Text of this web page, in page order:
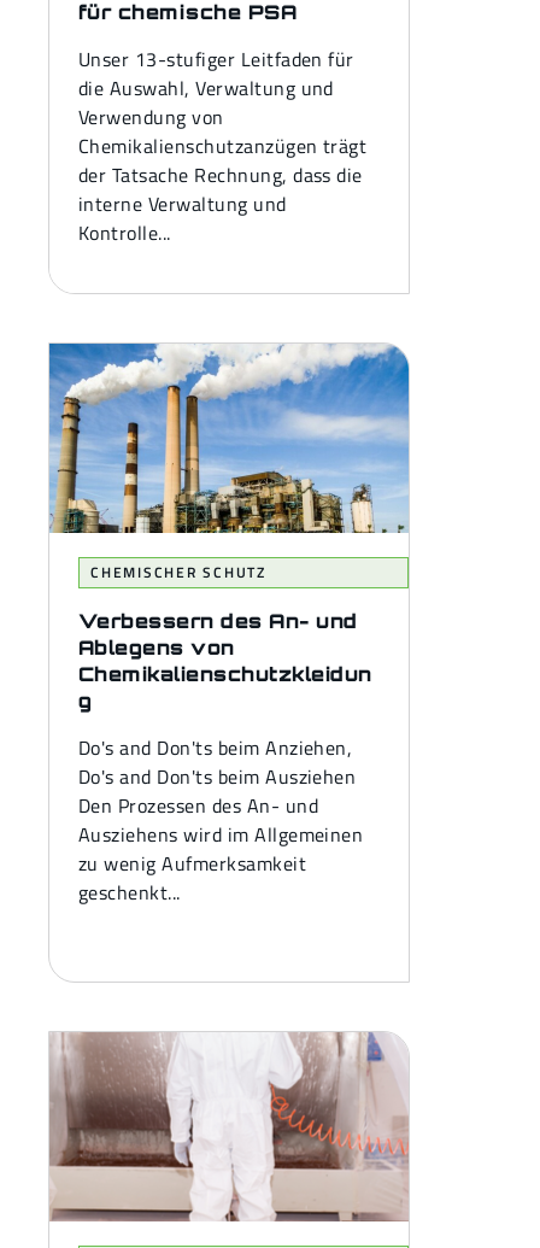
für chemische PSA
Unser 13-stufiger Leitfaden für
die Auswahl, Verwaltung und
Verwendung von
Chemikalienschutzanzügen trägt
der Tatsache Rechnung, dass die
interne Verwaltung und
Kontrolle...
CHEMISCHER SCHUTZ
Verbessern des An- und
Ablegens von
Chemikalienschutzkleidun
g
Do's and Don'ts beim Anziehen,
Do's and Don'ts beim Ausziehen
Den Prozessen des An- und
Ausziehens wird im Allgemeinen
zu wenig Aufmerksamkeit
geschenkt...